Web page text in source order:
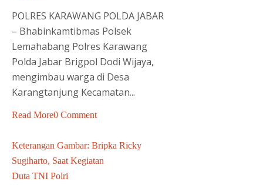
POLRES KARAWANG POLDA JABAR
– Bhabinkamtibmas Polsek
Lemahabang Polres Karawang
Polda Jabar Brigpol Dodi Wijaya,
mengimbau warga di Desa
Karangtanjung Kecamatan...
Read More0 Comment
Keterangan Gambar: Bripka Ricky
Sugiharto, Saat Kegiatan
Duta TNI Polri